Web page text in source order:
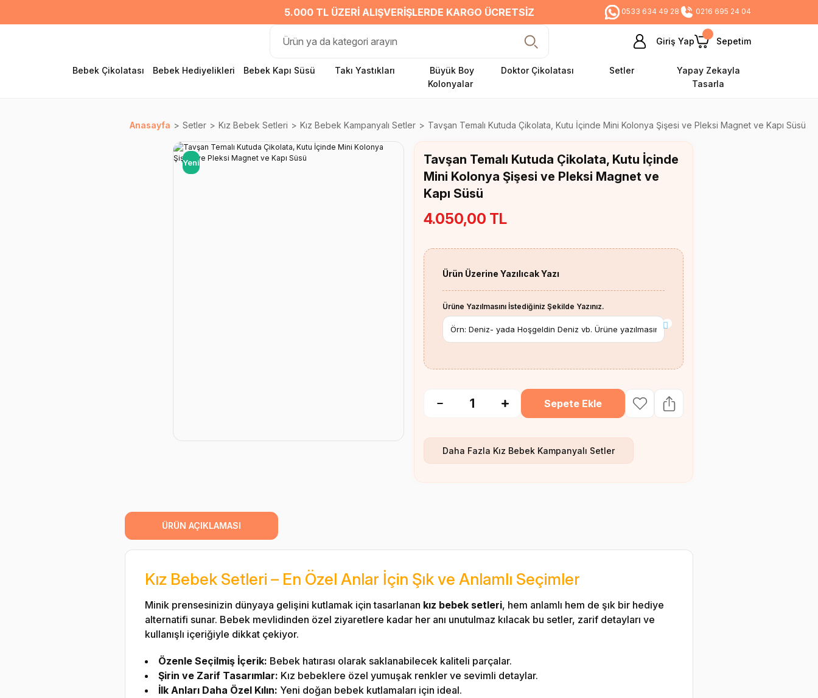
5.000 TL ÜZERI ALIŞVERIŞLERDE KARGO ÜCRETSIZ 0533 634 49 28 0216 695 24 04
Giriş Yap Sepetim
Bebek Çikolatası Bebek Hediyelikleri Bebek Kapı Süsü Takı Yastıkları
Büyük Boy
Kolonyalar
Doktor Çikolatası Setler
Yapay Zekayla
Tasarla
Anasayfa Setler Kız Bebek Setleri Kız Bebek Kampanyalı Setler Tavşan Temalı Kutuda Çikolata, Kutu İçinde Mini Kolonya Şişesi ve Pleksi Magnet ve Kapı Süsü
Yeni
Tavşan Temalı Kutuda Çikolata, Kutu İçinde
Mini Kolonya Şişesi ve Pleksi Magnet ve
Kapı Süsü
4.050,00 TL
Ürün Üzerine Yazılıcak Yazı
Ürüne Yazılmasını İstediğiniz Şekilde Yazınız.
*
Sepete Ekle
Daha Fazla Kız Bebek Kampanyalı Setler
ÜRÜN AÇIKLAMASI
Kız Bebek Setleri – En Özel Anlar İçin Şık ve Anlamlı Seçimler
Minik prensesinizin dünyaya gelişini kutlamak için tasarlanan kız bebek setleri, hem anlamlı hem de şık bir hediye
alternatifi sunar. Bebek mevlidinden özel ziyaretlere kadar her anı unutulmaz kılacak bu setler, zarif detayları ve
kullanışlı içeriğiyle dikkat çekiyor.
Özenle Seçilmiş İçerik: Bebek hatırası olarak saklanabilecek kaliteli parçalar.
Şirin ve Zarif Tasarımlar: Kız bebeklere özel yumuşak renkler ve sevimli detaylar.
İlk Anları Daha Özel Kılın: Yeni doğan bebek kutlamaları için ideal.